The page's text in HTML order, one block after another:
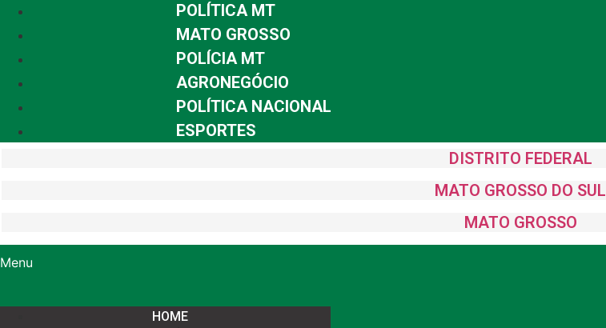
POLÍTICA MT
MATO GROSSO
POLÍCIA MT
AGRONEGÓCIO
POLÍTICA NACIONAL
ESPORTES
DISTRITO FEDERAL
MATO GROSSO DO SUL
MATO GROSSO
Menu
HOME